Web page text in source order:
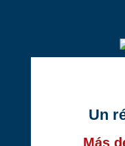
Un
Más